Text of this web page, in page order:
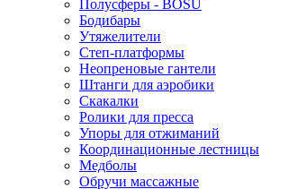
Полусферы - BOSU
Бодибары
Утяжелители
Степ-платформы
Неопреновые гантели
Штанги для аэробики
Скакалки
Ролики для пресса
Упоры для отжиманий
Координационные лестницы
Медболы
Обручи массажные